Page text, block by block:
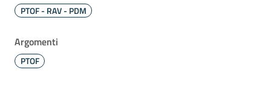
PTOF - RAV - PDM
Argomenti
PTOF